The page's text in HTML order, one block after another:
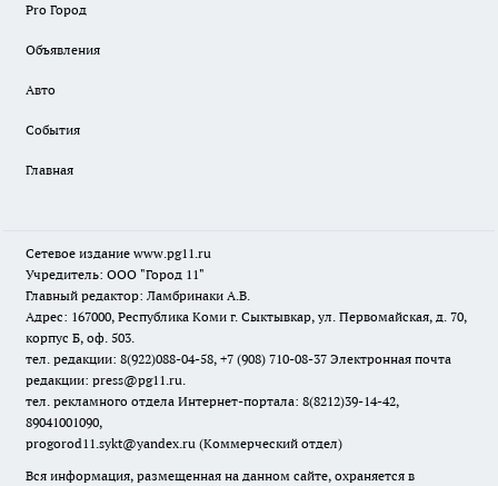
Pro Город
Объявления
Авто
События
Главная
Сетевое издание www.pg11.ru
Учредитель: ООО "Город 11"
Главный редактор: Ламбринаки А.В.
Адрес: 167000, Республика Коми г. Сыктывкар, ул. Первомайская, д. 70,
корпус Б, оф. 503.
тел. редакции: 8(922)088-04-58, +7 (908) 710-08-37 Электронная почта
редакции: press@pg11.ru.
тел. рекламного отдела Интернет-портала: 8(8212)39-14-42,
89041001090,
progorod11.sykt@yandex.ru (Коммерческий отдел)
Вся информация, размещенная на данном сайте, охраняется в